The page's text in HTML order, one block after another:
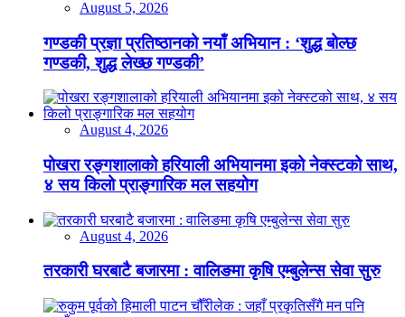
August 5, 2026
गण्डकी प्रज्ञा प्रतिष्ठानको नयाँ अभियान : ‘शुद्ध बोल्छ
गण्डकी, शुद्ध लेख्छ गण्डकी’
August 4, 2026
पोखरा रङ्गशालाको हरियाली अभियानमा इको नेक्स्टको साथ,
४ सय किलो प्राङ्गारिक मल सहयोग
August 4, 2026
तरकारी घरबाटै बजारमा : वालिङमा कृषि एम्बुलेन्स सेवा सुरु